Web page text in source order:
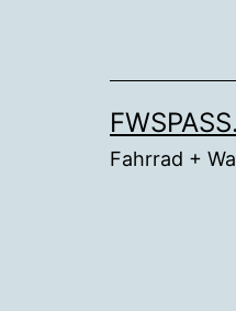
Fahrrad +